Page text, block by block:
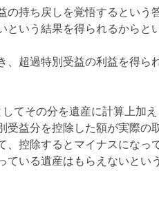
持ち戻しを覚悟するという
という結果を得られるから
超過特別受益の利益を得ら
てその分を遺産に計算上加
受益分を控除した額が実際の
控除するとマイナスになっ
ている遺産はもらえないとい